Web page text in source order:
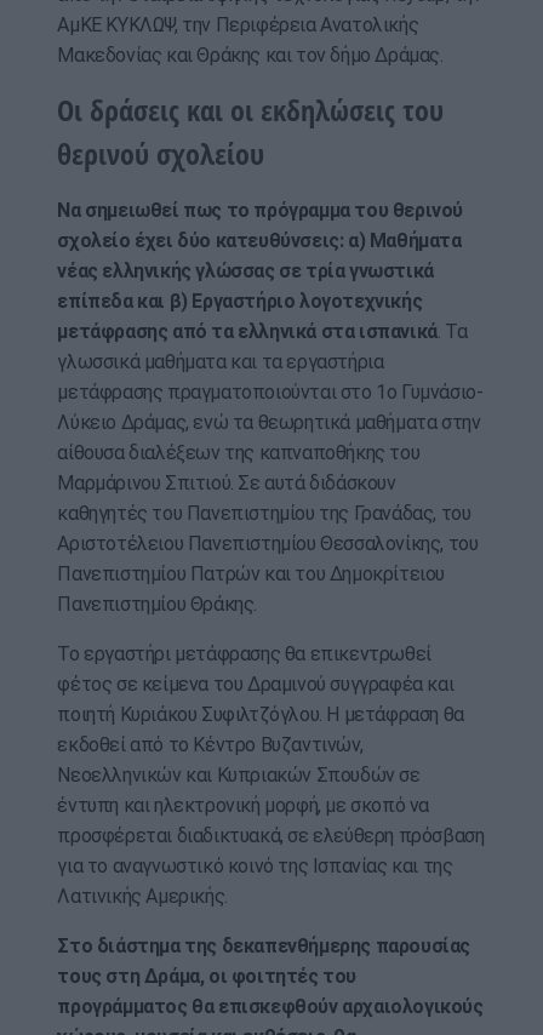
ΑμΚΕ ΚΥΚΛΩΨ, την Περιφέρεια Ανατολικής
Μακεδονίας και Θράκης και τον δήμο Δράμας.
Οι δράσεις και οι εκδηλώσεις του
θερινού σχολείου
Να σημειωθεί πως το πρόγραμμα του θερινού
σχολείο έχει δύο κατευθύνσεις: α) Μαθήματα
νέας ελληνικής γλώσσας σε τρία γνωστικά
επίπεδα και β) Εργαστήριο λογοτεχνικής
μετάφρασης από τα ελληνικά στα ισπανικά. Τα
γλωσσικά μαθήματα και τα εργαστήρια
μετάφρασης πραγματοποιούνται στο 1ο Γυμνάσιο-
Λύκειο Δράμας, ενώ τα θεωρητικά μαθήματα στην
αίθουσα διαλέξεων της καπναποθήκης του
Μαρμάρινου Σπιτιού. Σε αυτά διδάσκουν
καθηγητές του Πανεπιστημίου της Γρανάδας, του
Αριστοτέλειου Πανεπιστημίου Θεσσαλονίκης, του
Πανεπιστημίου Πατρών και του Δημοκρίτειου
Πανεπιστημίου Θράκης.
Το εργαστήρι μετάφρασης θα επικεντρωθεί
φέτος σε κείμενα του Δραμινού συγγραφέα και
ποιητή Κυριάκου Συφιλτζόγλου. Η μετάφραση θα
εκδοθεί από το Κέντρο Βυζαντινών,
Νεοελληνικών και Κυπριακών Σπουδών σε
έντυπη και ηλεκτρονική μορφή, με σκοπό να
προσφέρεται διαδικτυακά, σε ελεύθερη πρόσβαση
για το αναγνωστικό κοινό της Ισπανίας και της
Λατινικής Αμερικής.
Στο διάστημα της δεκαπενθήμερης παρουσίας
τους στη Δράμα, οι φοιτητές του
προγράμματος θα επισκεφθούν αρχαιολογικούς